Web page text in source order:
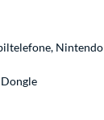
Nintendo